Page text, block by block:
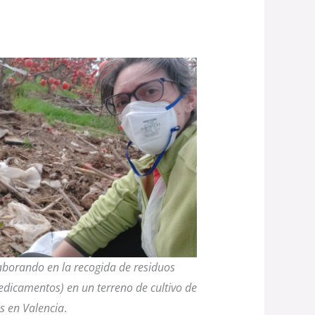
en la recogida de residuos
en un terreno de cultivo de
en Valencia.